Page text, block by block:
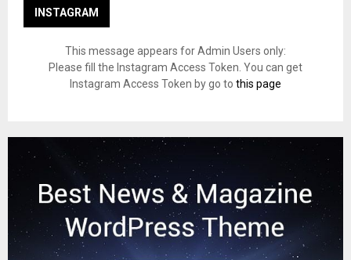
INSTAGRAM
This message appears for Admin Users only:
Please fill the Instagram Access Token. You can get
Instagram Access Token by go to this page